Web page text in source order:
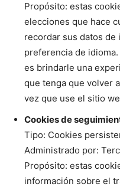
Propósito: estas
elecciones que hace
recordar sus datos de
preferencia de
es brindarle una
que tenga que volver
vez que use el sitio
Cookies de
Tipo: Cookies
Administrado por:
Propósito: estas
información sobre el